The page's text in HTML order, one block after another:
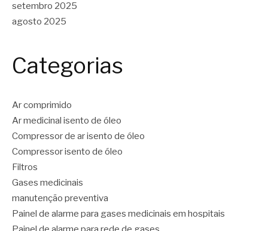
setembro 2025
agosto 2025
Categorias
Ar comprimido
Ar medicinal isento de óleo
Compressor de ar isento de óleo
Compressor isento de óleo
Filtros
Gases medicinais
manutenção preventiva
Painel de alarme para gases medicinais em hospitais